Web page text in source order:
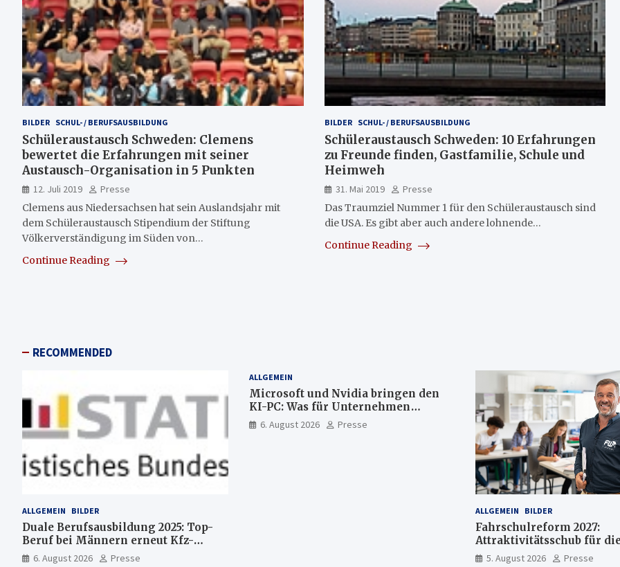
BILDER SCHUL- / BERUFSAUSBILDUNG
Schüleraustausch Schweden: Clemens
bewertet die Erfahrungen mit seiner
Austausch-Organisation in 5 Punkten
12. Juli 2019
Presse
Clemens aus Niedersachsen hat sein Auslandsjahr mit
dem Schüleraustausch Stipendium der Stiftung
Völkerverständigung im Süden von…
Continue Reading
BILDER SCHUL- / BERUFSAUSBILDUNG
Schüleraustausch Schweden: 10 Erfahrungen
zu Freunde finden, Gastfamilie, Schule und
Heimweh
31. Mai 2019
Presse
Das Traumziel Nummer 1 für den Schüleraustausch sind
die USA. Es gibt aber auch andere lohnende…
Continue Reading
RECOMMENDED
ALLGEMEIN BILDER
Duale Berufsausbildung 2025: Top-
Beruf bei Männern erneut Kfz-
Mechatroniker, bei Frauen
6. August 2026 Presse
ALLGEMEIN
Microsoft und Nvidia bringen den
KI-PC: Was für Unternehmen
künftig direkt auf Ihrem Computer
läuft und was weiter in der Cloud
6. August 2026 Presse
ALLGEMEIN BILDER
Fahrschulreform 2027:
Attraktivitätsschub für
Fahrlehrerausbildung
5. August 2026 Presse